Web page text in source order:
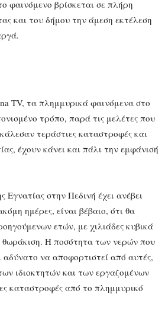
φαινόμενο βρίσκεται σε πλήρη
και του δήμου την άμεση εκτέλεση
TV, τα πλημμυρικά φαινόμενα στο
τρόπο, παρά τις μελέτες που
τεράστιες καταστροφές και
έχουν κάνει και πάλι την εμφάνισή
στην Πεδινή έχει ανέβει
ημέρες, είναι βέβαιο, ότι θα
ετών, με χιλιάδες κυβικά
θωράκιση. Η ποσότητα των νερών που
αδύνατο να αποφορτιστεί από αυτές,
ιδιοκτητών και των εργαζομένων
καταστροφές από το πλημμυρικό